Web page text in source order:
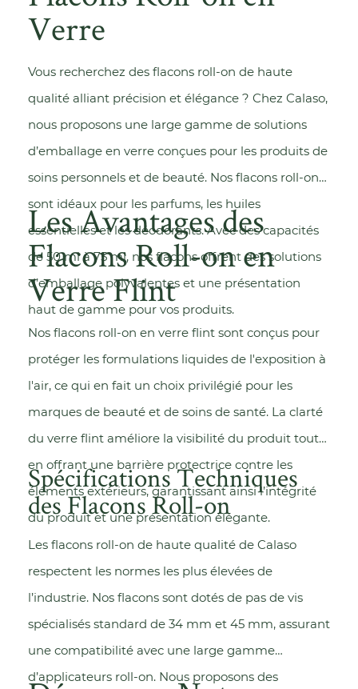
Verre
Vous recherchez des flacons roll-on de haute
qualité alliant précision et élégance ? Chez Calaso,
nous proposons une large gamme de solutions
d’emballage en verre conçues pour les produits de
soins personnels et de beauté. Nos flacons roll-on
sont idéaux pour les parfums, les huiles
essentielles et les déodorants. Avec des capacités
de 50 ml à 75 ml, nos flacons offrent des solutions
d’emballage polyvalentes et une présentation
haut de gamme pour vos produits.
Les Avantages des
Flacons Roll-on en
Verre Flint
Nos flacons roll-on en verre flint sont conçus pour
protéger les formulations liquides de l'exposition à
l'air, ce qui en fait un choix privilégié pour les
marques de beauté et de soins de santé. La clarté
du verre flint améliore la visibilité du produit tout
en offrant une barrière protectrice contre les
éléments extérieurs, garantissant ainsi l’intégrité
du produit et une présentation élégante.
Spécifications Techniques
des Flacons Roll-on
Les flacons roll-on de haute qualité de Calaso
respectent les normes les plus élevées de
l’industrie. Nos flacons sont dotés de pas de vis
spécialisés standard de 34 mm et 45 mm, assurant
une compatibilité avec une large gamme
d’applicateurs roll-on. Nous proposons des